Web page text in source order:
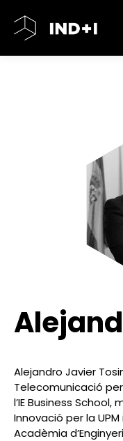
Alejandro Javier
Telecomunicació
l’IE Business
Innovació per la
Acadèmia